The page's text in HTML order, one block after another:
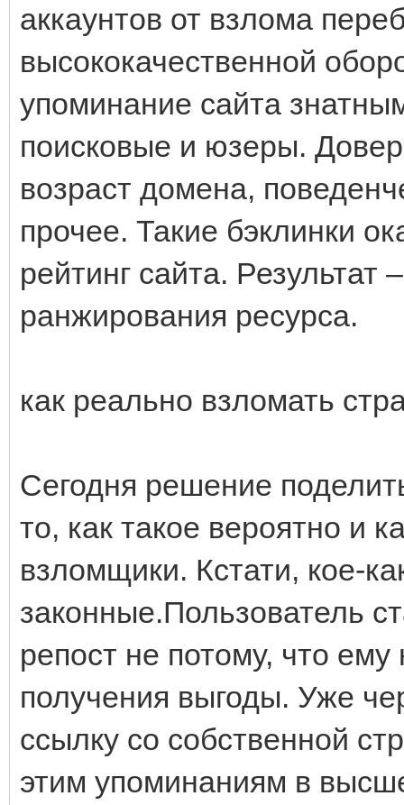
аккаунтов от взлома
высококачественной
упоминание сайта
поисковые и юзеры.
возраст домена,
прочее. Такие бэклинки
рейтинг сайта. Результат
ранжирования ресурса.
как реально взломать
Сегодня решение
то, как такое вероятно и
взломщики. Кстати, кое-
законные.Пользователь
репост не потому, что ему
получения выгоды. Уже
ссылку со собственной
этим упоминаниям в